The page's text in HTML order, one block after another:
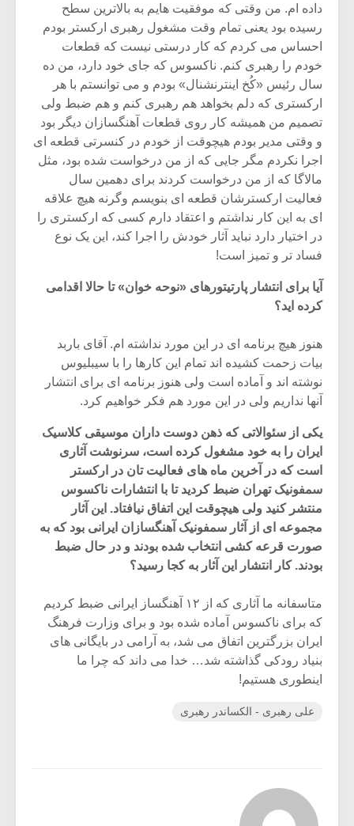
داده ام. من وقتی که موفقیت هایم به بالاترین سطح
رسیده بود یعنی تمام وقت مشغول رهبری ارکستر بودم
احساس می کردم که کار درستی نیست که قطعات
خودم را رهبری کنم. ناکسوس که جای خود دارد، من ده
سال رئیس «کُخ اینترنشنال» بودم و می توانستم با هر
ارکستری که دلم بخواهد هم رهبری کنم و هم ضبط ولی
تصمیم من همیشه کار روی قطعات آهنگسازان دیگر بود
و وقتی مدیر بودم هیچوقت از خودم در کنسرتی قطعه ای
اجرا نکردم مگر جایی که از من درخواست شده بود، مثل
مالاگا که از من درخواست کردند برای دهمین سال
فعالیت ارکسترشان قطعه ای بنویسم وگرنه هیچ علاقه
ای به این کار نداشتم و اعتقاد دارم کسی که ارکستری را
در اختیار دارد نباید آثار خودش را اجرا کند، این یک نوع
فساد تر و تمیز است!
آیا برای انتشار پارتیتورهای «نوحه خوان» تا حالا اقدامی
کرده اید؟
هنوز هیچ برنامه ای در این مورد نداشته ام. آقای باربد
بیات زحمت کشیده اند تمام این کارها را با سیبلیوس
نوشته اند و آماده است ولی هنوز برنامه ای برای انتشار
آنها نداریم ولی در این مورد هم فکر خواهیم کرد.
یکی از سئوالاتی که ذهن دوست داران موسیقی کلاسیک
ایران را به خود مشغول کرده است، سرنوشت آثاری
است که در آخرین ماه های فعالیت تان در ارکستر
سمفونیک تهران ضبط کردید تا با انتشارات ناکسوس
منتشر کنید ولی هیچوقت این اتفاق نیافتاد. این آثار
مجموعه ای از آثار سمفونیک آهنگسازان ایرانی بود که به
صورت قرعه کشی انتخاب شده بودند و در حال ضبط
بودند. کار انتشار این آثار به کجا رسید؟
متاسفانه ما آثاری که از ۱۲ آهنگساز ایرانی ضبط کردیم
که برای ناکسوس آماده شده بود و برای وزارت فرهنگ
ایران بزرگترین اتفاق می شد، به آرامی در بایگانی های
بنیاد رودکی گذاشته شد… خدا می داند که چرا ما
اینطوری هستیم!
علی رهبری - الکساندر رهبری